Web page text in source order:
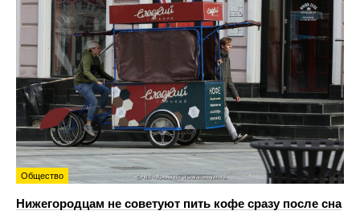
Общество
Нижегородцам не советуют пить кофе сразу после сна